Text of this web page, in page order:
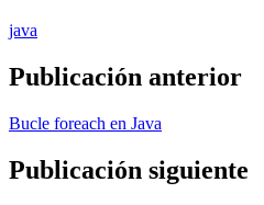
java
Publicación anterior
Bucle foreach en Java
Publicación siguiente